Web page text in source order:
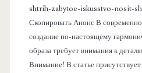
shtrih-zabytoe-iskusstvo-nosit-
Скопировать Анонс В
создание по-настоящему
образа требует внимания к
Внимание! В статье